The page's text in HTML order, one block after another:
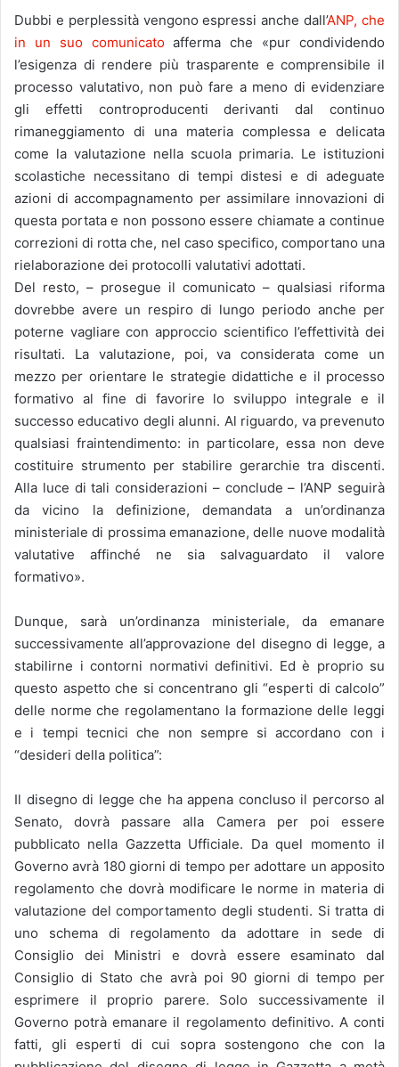
Dubbi e perplessità vengono espressi anche dall’ANP, che
in un suo comunicatoafferma che «pur condividendo
l’esigenza di rendere più trasparente e comprensibile il
processo valutativo, non può fare a meno di evidenziare
gli effetti controproducenti derivanti dal continuo
rimaneggiamento di una materia complessa e delicata
come la valutazione nella scuola primaria. Le istituzioni
scolastiche necessitano di tempi distesi e di adeguate
azioni di accompagnamento per assimilare innovazioni di
questa portata e non possono essere chiamate a continue
correzioni di rotta che, nel caso specifico, comportano una
rielaborazione dei protocolli valutativi adottati.
Del resto, – prosegue il comunicato – qualsiasi riforma
dovrebbe avere un respiro di lungo periodo anche per
poterne vagliare con approccio scientifico l’effettività dei
risultati. La valutazione, poi, va considerata come un
mezzo per orientare le strategie didattiche e il processo
formativo al fine di favorire lo sviluppo integrale e il
successo educativo degli alunni. Al riguardo, va prevenuto
qualsiasi fraintendimento: in particolare, essa non deve
costituire strumento per stabilire gerarchie tra discenti.
Alla luce di tali considerazioni – conclude – l’ANP seguirà
da vicino la definizione, demandata a un’ordinanza
ministeriale di prossima emanazione, delle nuove modalità
valutative affinché ne sia salvaguardato il valore
formativo».
Dunque, sarà un’ordinanza ministeriale, da emanare
successivamente all’approvazione del disegno di legge, a
stabilirne i contorni normativi definitivi. Ed è proprio su
questo aspetto che si concentrano gli “esperti di calcolo”
delle norme che regolamentano la formazione delle leggi
e i tempi tecnici che non sempre si accordano con i
“desideri della politica”:
Il disegno di legge che ha appena concluso il percorso al
Senato, dovrà passare alla Camera per poi essere
pubblicato nella Gazzetta Ufficiale. Da quel momento il
Governo avrà 180 giorni di tempo per adottare un apposito
regolamento che dovrà modificare le norme in materia di
valutazione del comportamento degli studenti. Si tratta di
uno schema di regolamento da adottare in sede di
Consiglio dei Ministri e dovrà essere esaminato dal
Consiglio di Stato che avrà poi 90 giorni di tempo per
esprimere il proprio parere. Solo successivamente il
Governo potrà emanare il regolamento definitivo. A conti
fatti, gli esperti di cui sopra sostengono che con la